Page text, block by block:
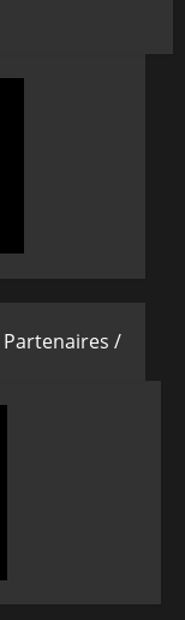
Partenaires /